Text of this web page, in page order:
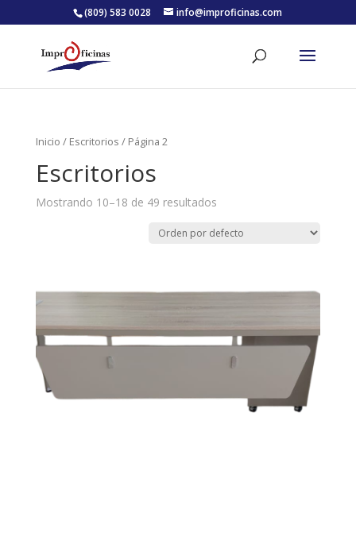
(809) 583 0028 info@improficinas.com
Inicio / Escritorios / Página 2
Escritorios
Mostrando 10–18 de 49 resultados